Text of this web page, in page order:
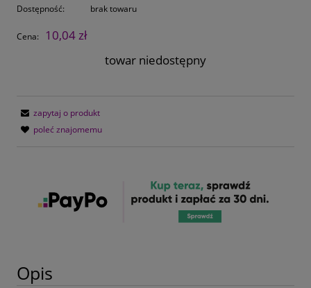
Dostępność: brak towaru
Cena:
10,04 zł
towar niedostępny
zapytaj o produkt
poleć znajomemu
Opis